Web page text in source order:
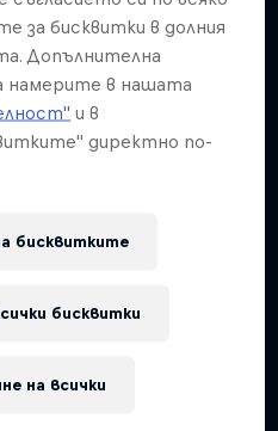
F167 епизоди
за бисквитки в долния
Допълнителна
намерите в нашата
и в
директно по-
бисквитките
на всички
бисквитки